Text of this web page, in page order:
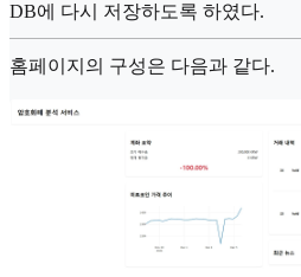
DB에 다시 저장하도록 하였다.
홈페이지의 구성은 다음과 같다.